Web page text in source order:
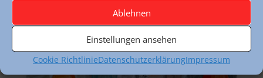
Ablehnen
Einstellungen ansehen
Cookie RichtlinieDatenschutzerklärungImpressum